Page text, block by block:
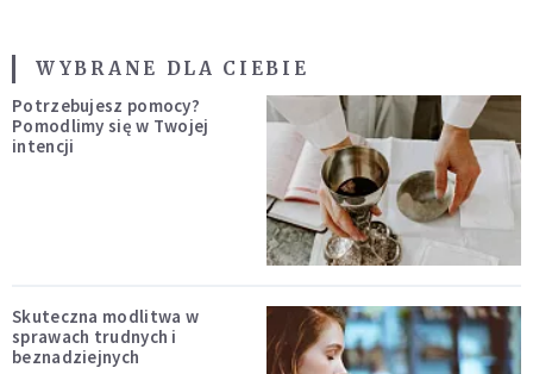
WYBRANE DLA CIEBIE
Potrzebujesz pomocy?
Pomodlimy się w Twojej
intencji
Skuteczna modlitwa w
sprawach trudnych i
beznadziejnych